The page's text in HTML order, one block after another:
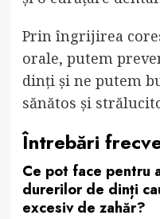
Prin îngrijirea
orale, putem
dinți și ne putem
sănătos și
Întrebări
Ce pot face pentru
durerilor de dinți
excesiv de zahăr?